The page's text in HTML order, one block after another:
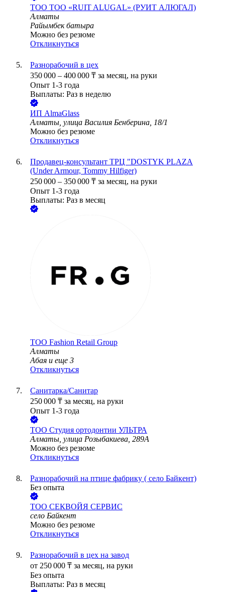
ТОО ТОО «RUIT ALUGAL» (РУИТ АЛЮГАЛ)
Алматы
Райымбек батыра
Можно без резюме
Откликнуться
Разнорабочий в цех
350 000 – 400 000 ₸ за месяц, на руки
Опыт 1-3 года
Выплаты: Раз в неделю
ИП AlmaGlass
Алматы, улица Василия Бенберина, 18/1
Можно без резюме
Откликнуться
Продавец-консультант ТРЦ "DOSTYK PLAZA
(Under Armour, Tommy Hilfiger)
250 000 – 350 000 ₸ за месяц, на руки
Опыт 1-3 года
Выплаты: Раз в месяц
ТОО Fashion Retail Group
Алматы
Абая и еще 3
Откликнуться
Санитарка/Санитар
250 000 ₸ за месяц, на руки
Опыт 1-3 года
ТОО Студия ортодонтии УЛЬТРА
Алматы, улица Розыбакиева, 289А
Можно без резюме
Откликнуться
Разнорабочий на птице фабрику ( село Байкент)
Без опыта
ТОО СЕКВОЙЯ СЕРВИС
село Байкент
Можно без резюме
Откликнуться
Разнорабочий в цех на завод
от 250 000 ₸ за месяц, на руки
Без опыта
Выплаты: Раз в месяц